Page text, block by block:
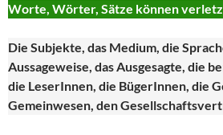
Worte, Wörter, Sätze können
Die Subjekte, das Medium, die
Aussageweise, das Ausgesagte, die
die LeserInnen, die BügerInnen, die
Gemeinwesen, den